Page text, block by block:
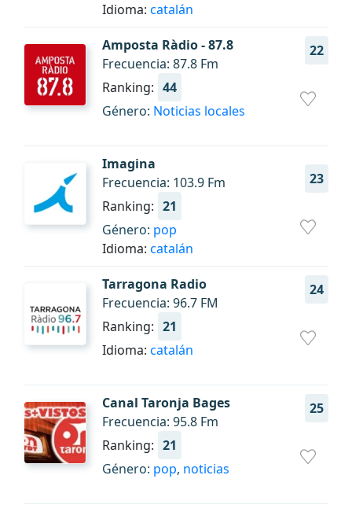
Idioma: catalán
Amposta Ràdio - 87.8 22
Frecuencia: 87.8 Fm
Ranking: 44
Género: Noticias locales
Imagina
23
Frecuencia: 103.9 Fm
Ranking: 21
Género: pop
Idioma: catalán
Tarragona Radio 24
Frecuencia: 96.7 FM
Ranking: 21
Idioma: catalán
Canal Taronja Bages 25
Frecuencia: 95.8 Fm
Ranking: 21
Género: pop, noticias